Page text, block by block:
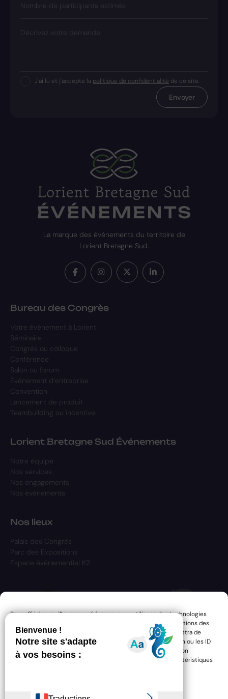
Pour offrir les meilleures expériences, nous utilisons des technologies
telles que les cookies pour stocker et/ou accéder aux informations des
appareils. Le fait de consentir à ces technologies nous permettra de
traiter des données telles que le comportement de navigation ou les ID
uniques sur ce site. Le fait de ne pas consentir ou de retirer son
consentement peut avoir un effet négatif sur certaines caractéristiques
Nombre de participants estimés
Décrivez votre demande
J'ai lu et j'accepte la politique de confidentialité de ce site.
Envoyer
La marque des événements du territoire de
Lorient Bretagne Sud.
Bureau des Congrès
Votre événement à Lorient
Séminaire
Congrès ou colloque
Conférence
Salon ou forum
Événement d’entreprise
Convention
Lancement de produit
Teambuilding ou incentive
Lorient Bretagne Sud Événements
Notre équipe
Nos services
Nos engagements
Nos événements
Nos lieux
Palais des Congrès
Parc des Expositions
Espace événementiel K2